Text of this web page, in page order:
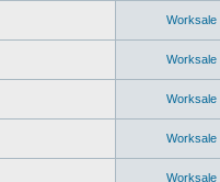
Worksale
Worksale
Worksale
Worksale
Worksale